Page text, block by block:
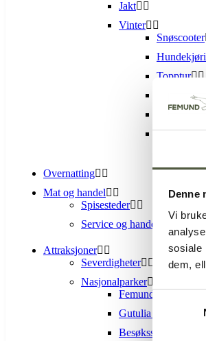
Denne
Vi
sosiale
dem,
Jakt
Vinter
Snøscooter
Topptur
Langrenn
Alpin-
Overnatting
Mat og handel
Spisesteder
Service og handel
Attraksjoner
Severdigheter
Nasjonalparker
Femundsmarka
Gutulia
Besøkssenter